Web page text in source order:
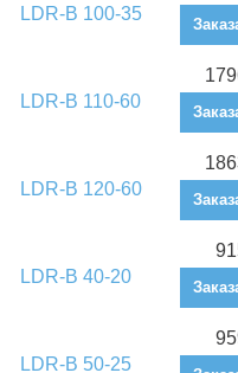
LDR-B 100-35
LDR-B 110-60
LDR-B 120-60
LDR-B 40-20
LDR-B 50-25